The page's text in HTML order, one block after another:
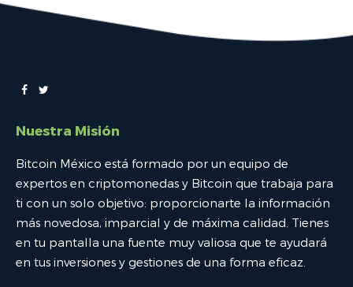
Nuestra Misión
Bitcoin México está formado por un equipo de
expertos en criptomonedas y Bitcoin que trabaja para
ti con un solo objetivo: proporcionarte la información
más novedosa, imparcial y de máxima calidad. Tienes
en tu pantalla una fuente muy valiosa que te ayudará
en tus inversiones y gestiones de una forma eficaz.